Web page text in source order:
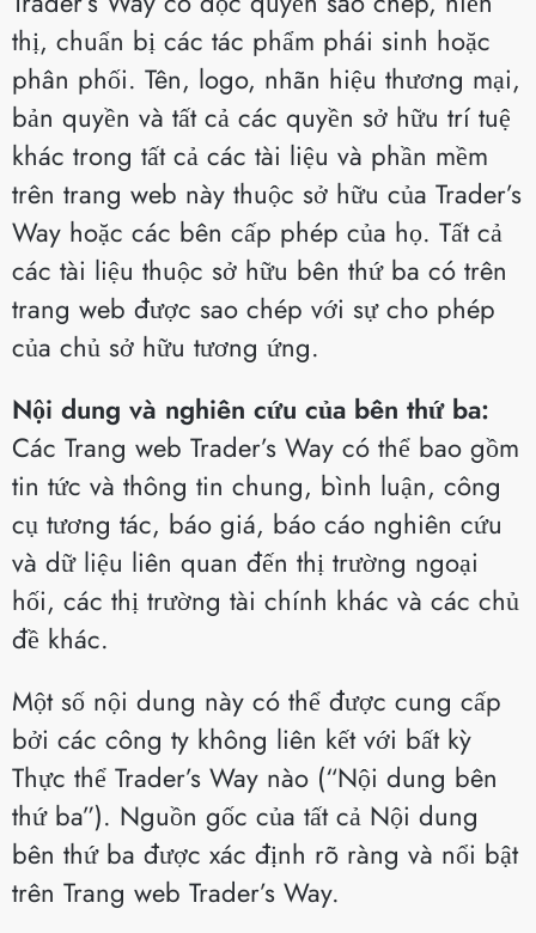
thị, chuẩn bị các tác phẩm phái sinh hoặc
phân phối. Tên, logo, nhãn hiệu thương mại,
bản quyền và tất cả các quyền sở hữu trí tuệ
khác trong tất cả các tài liệu và phần mềm
trên trang web này thuộc sở hữu của Trader’s
Way hoặc các bên cấp phép của họ. Tất cả
các tài liệu thuộc sở hữu bên thứ ba có trên
trang web được sao chép với sự cho phép
của chủ sở hữu tương ứng.
Nội dung và nghiên cứu của bên thứ ba:
Các Trang web Trader’s Way có thể bao gồm
tin tức và thông tin chung, bình luận, công
cụ tương tác, báo giá, báo cáo nghiên cứu
và dữ liệu liên quan đến thị trường ngoại
hối, các thị trường tài chính khác và các chủ
đề khác.
Một số nội dung này có thể được cung cấp
bởi các công ty không liên kết với bất kỳ
Thực thể Trader’s Way nào (“Nội dung bên
thứ ba”). Nguồn gốc của tất cả Nội dung
bên thứ ba được xác định rõ ràng và nổi bật
trên Trang web Trader’s Way.